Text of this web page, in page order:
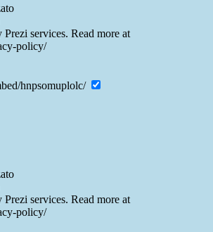
Prezi services. Read more at
policy/
hnpsomuplolc/
Prezi services. Read more at
policy/